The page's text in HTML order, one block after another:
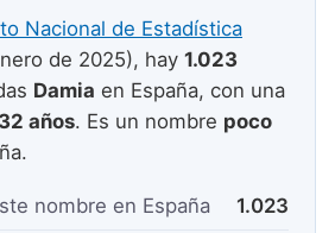
niño que empiezan por Z
Nacional de Estadística
de 2025), hay 1.023
Damia en España, con una
32 años. Es un nombre poco
nombre en España 1.023